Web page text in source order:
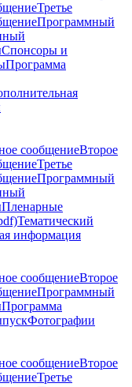
Третье
Программный
Спонсоры и
Программа
сообщениеВторое
Третье
Программный
Пленарные
Тематический
информация
сообщениеВторое
Программный
Программа
Фотографии
сообщениеВторое
Третье